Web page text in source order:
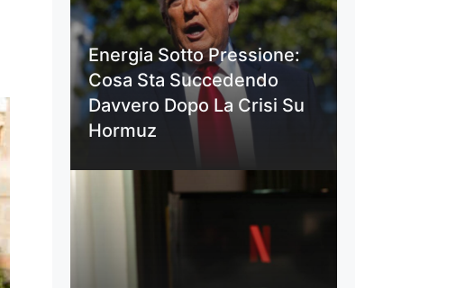
Energia Sotto Pressione:
Cosa Sta Succedendo
Davvero Dopo La Crisi Su
Hormuz